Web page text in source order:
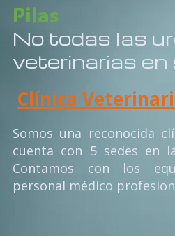
Pilas
No todas las
veterinarias en
Clínica
Somos una reconocida
cuenta con 5 sedes en
Contamos con los
personal médico